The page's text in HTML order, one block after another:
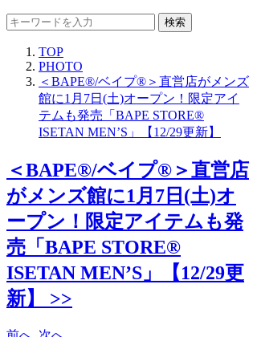
検索
TOP
PHOTO
＜BAPE®/ベイプ®＞直営店がメンズ
館に1月7日(土)オープン！限定アイ
テムも発売「BAPE STORE®︎
ISETAN MEN’S」【12/29更新】
＜BAPE®/ベイプ®＞直営店
がメンズ館に1月7日(土)オ
ープン！限定アイテムも発
売「BAPE STORE®︎
ISETAN MEN’S」【12/29更
新】 >>